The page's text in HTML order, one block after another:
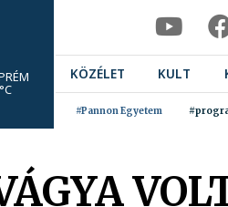
KÖZÉLET KULT
#Pannon Egyetem